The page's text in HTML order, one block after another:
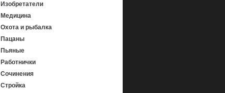
Изобретатели
Медицина
Охота и рыбалка
Пацаны
Пьяные
Работнички
Сочинения
Стройка